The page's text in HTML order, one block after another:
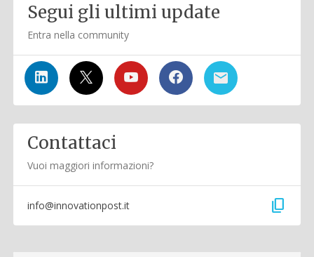
Segui gli ultimi update
Entra nella community
Contattaci
Vuoi maggiori informazioni?
info@innovationpost.it content_copy